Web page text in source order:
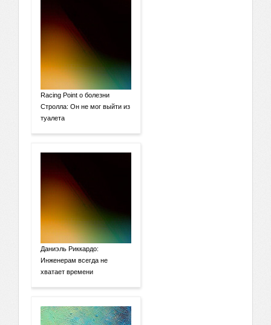
Racing Point о болезни
Стролла: Он не мог выйти из
туалета
Даниэль Риккардо:
Инженерам всегда не
хватает времени